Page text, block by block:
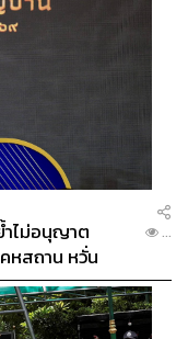
ไม่อนุญาต
หสถาน หวั่น
หตุ
...